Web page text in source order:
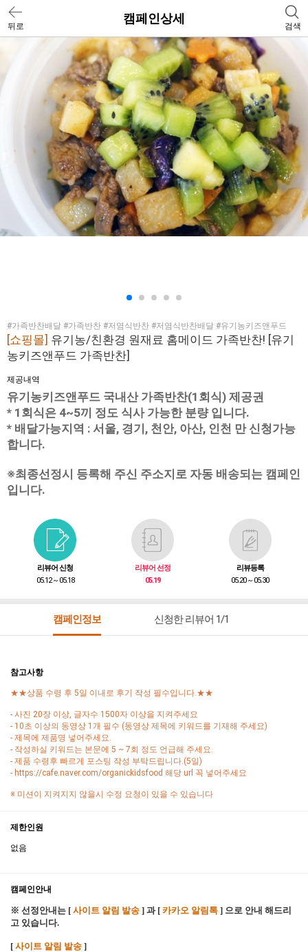
뒤로
캠페인상세
검색
#가족반찬배달 #가족반찬 #저염식반찬 #저염식반찬배달 #유기농키즈앤푸드
[쇼핑몰] 유기농/친환경 원재료 홈메이드 가족반찬! [유기
농키즈앤푸드 가족반찬]
제공내역
유기농키즈앤푸드 국내산 가족반찬(1회식) 제공권
* 1회식은 4~5끼 정도 식사 가능한 분량 입니다.
* 배달가능지역 : 서울, 경기, 천안, 아산, 인천 만 신청가능
합니다.
※최종선정시 등록해 주신 주소지로 자동 배송되는 캠페인
입니다.
리뷰어 신청
05.12 ~ 05.18
리뷰어 선정
05.19
리뷰등록
05.20 ~ 05.30
캠페인정보 신청한 리뷰어 1/1
참고사항
★★상품 수령 후 5일 이내로 후기 작성 필수입니다.★★
- 사진 20장 이상, 글자수 1500자 이상을 지켜주세요
- 10초 이상의 동영상 1개 필수 (동영상 제목에 키워드를 기재해 주세요)
- 제목에 제품명 넣어주세요.
- 작성하실 키워드는 본문에 5 ~ 7회 정도 언급해 주세요.
- 제품 수령후 빠르게 포스팅 작성 부탁드립니다.(5일)
- https://cafe.naver.com/organickidsfood 해당 url 꼭 넣어주세요
※ 미션이 지켜지지 않을시 수정 요청이 있을 수 있습니다
제한인원
없음
캠페인안내
※ 선정안내는 [ 사이트 알림 발송 ] 과 [ 카카오 알림톡 ] 으로 안내 해드리
고 있습니다.
[ 사이트 알림 발송 ]